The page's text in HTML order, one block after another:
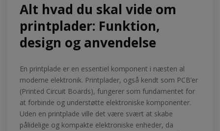
Alt hvad du skal vide om
printplader: Funktion,
design og anvendelse
En printplade er en essentiel komponent i næsten al
moderne elektronik. Printplader, også kendt som PCB’er
(Printed Circuit Boards), fungerer som fundamentet for
at forbinde og understøtte elektroniske komponenter.
Uden en printplade ville det være svært at skabe
pålidelige og kompakte elektroniske enheder, da